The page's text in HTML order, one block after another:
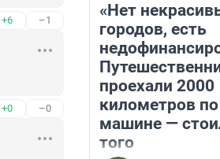
+6 –1
+0 –0
«Нет
городов, есть
проехали 2000
километров по
машине —
того